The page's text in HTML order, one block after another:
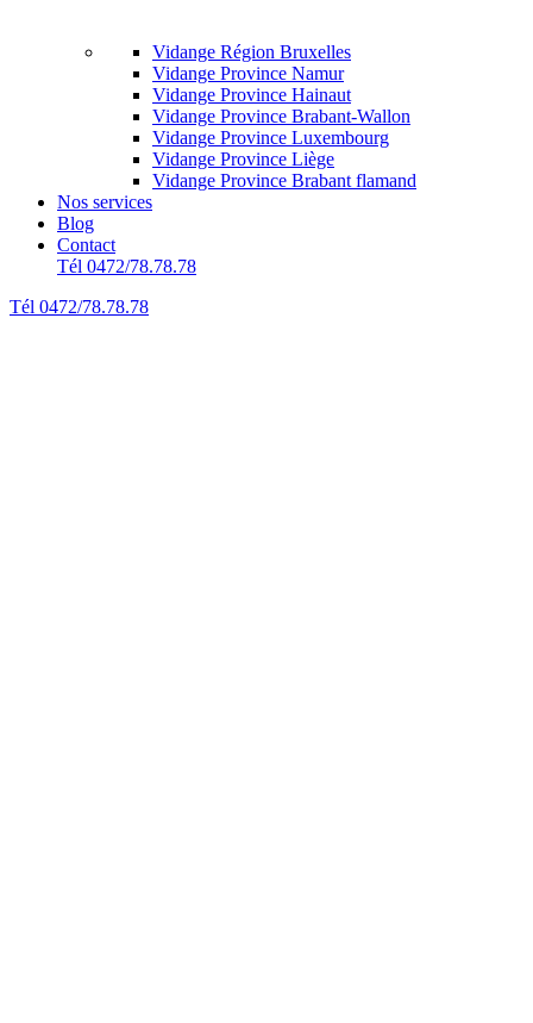
Vidange Région Bruxelles
Vidange Province Namur
Vidange Province Hainaut
Vidange Province Brabant-Wallon
Vidange Province Luxembourg
Vidange Province Liège
Vidange Province Brabant flamand
Nos services
Blog
Contact
Tél 0472/78.78.78
Tél 0472/78.78.78